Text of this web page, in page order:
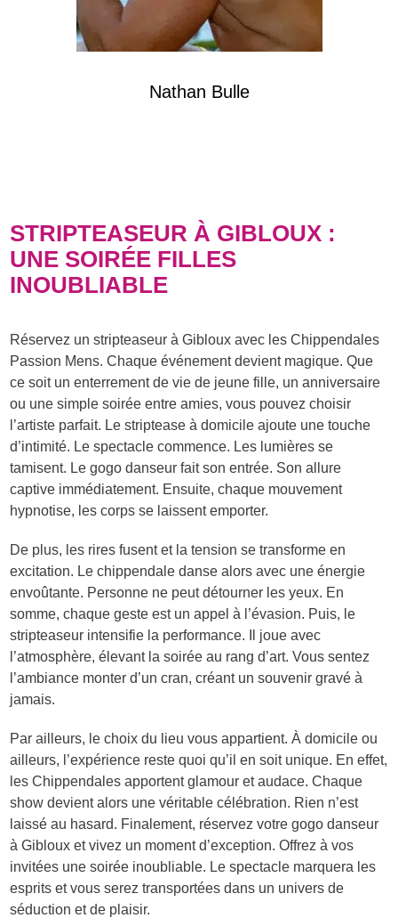
Nathan Bulle
STRIPTEASEUR À GIBLOUX :
UNE SOIRÉE FILLES
INOUBLIABLE
Réservez un stripteaseur à Gibloux avec les Chippendales
Passion Mens. Chaque événement devient magique. Que
ce soit un enterrement de vie de jeune fille, un anniversaire
ou une simple soirée entre amies, vous pouvez choisir
l’artiste parfait. Le striptease à domicile ajoute une touche
d’intimité. Le spectacle commence. Les lumières se
tamisent. Le gogo danseur fait son entrée. Son allure
captive immédiatement. Ensuite, chaque mouvement
hypnotise, les corps se laissent emporter.
De plus, les rires fusent et la tension se transforme en
excitation. Le chippendale danse alors avec une énergie
envoûtante. Personne ne peut détourner les yeux. En
somme, chaque geste est un appel à l’évasion. Puis, le
stripteaseur intensifie la performance. Il joue avec
l’atmosphère, élevant la soirée au rang d’art. Vous sentez
l’ambiance monter d’un cran, créant un souvenir gravé à
jamais.
Par ailleurs, le choix du lieu vous appartient. À domicile ou
ailleurs, l’expérience reste quoi qu’il en soit unique. En effet,
les Chippendales apportent glamour et audace. Chaque
show devient alors une véritable célébration. Rien n’est
laissé au hasard. Finalement, réservez votre gogo danseur
à Gibloux et vivez un moment d’exception. Offrez à vos
invitées une soirée inoubliable. Le spectacle marquera les
esprits et vous serez transportées dans un univers de
séduction et de plaisir.